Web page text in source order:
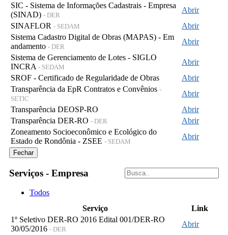
SIC - Sistema de Informações Cadastrais - Empresa
(SINAD) - DER
Abrir
SINAFLOR - SEDAM
Abrir
Sistema Cadastro Digital de Obras (MAPAS) - Em
andamento - DER
Abrir
Sistema de Gerenciamento de Lotes - SIGLO
INCRA - SEDAM
Abrir
SROF - Certificado de Regularidade de Obras
Abrir
Transparência da EpR Contratos e Convênios -
SETIC
Abrir
Transparência DEOSP-RO
Abrir
Transparência DER-RO - DER
Abrir
Zoneamento Socioeconômico e Ecológico do
Estado de Rondônia - ZSEE - SEDAM
Abrir
Fechar
Serviços - Empresa
Todos
Serviço
Link
1º Seletivo DER-RO 2016 Edital 001/DER-RO
30/05/2016 - DER
Abrir